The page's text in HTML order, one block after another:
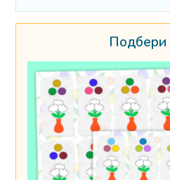
Подбери